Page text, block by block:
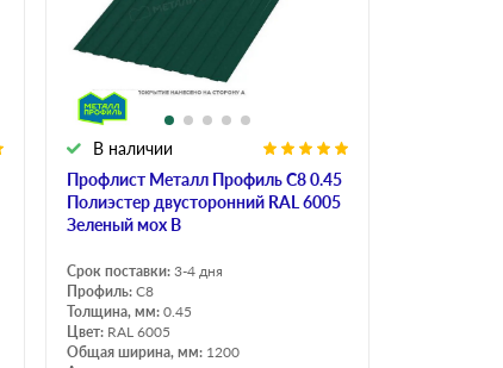
Профлист Металл Профиль C8 0.45
Полиэстер двусторонний RAL 6005
Зеленый мох B
В наличии
Срок поставки: 3-4 дня
Профиль: C8
Толщина, мм: 0.45
Цвет: RAL 6005
Общая ширина, мм: 1200